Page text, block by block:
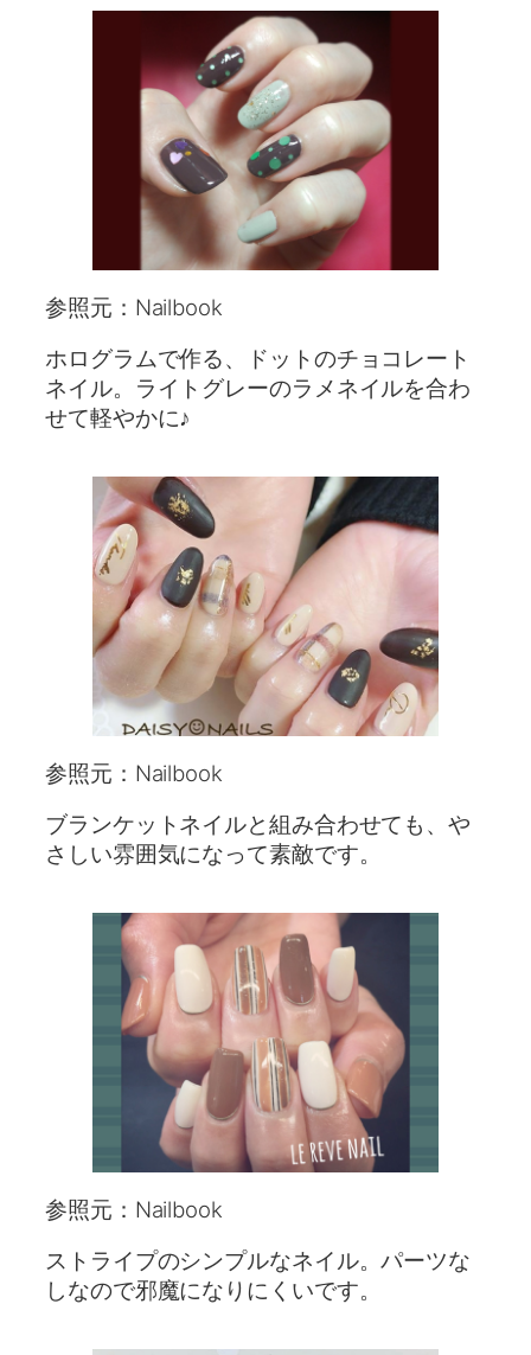
参照元：Nailbook
ホログラムで作る、ドットのチョコレート
ネイル。ライトグレーのラメネイルを合わ
せて軽やかに♪
参照元：Nailbook
ブランケットネイルと組み合わせても、や
さしい雰囲気になって素敵です。
参照元：Nailbook
ストライプのシンプルなネイル。パーツな
しなので邪魔になりにくいです。